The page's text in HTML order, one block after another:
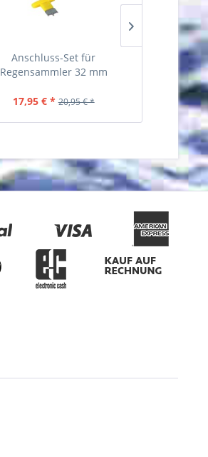
Anschluss-Set für
Regensammler 32 mm
17,95 € * 20,95 € *